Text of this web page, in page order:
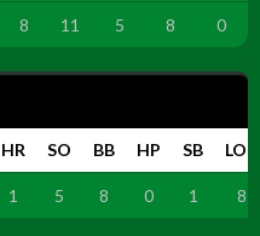
8 11 5 8 0
HR SO BB HP SB LOB
1 5 8 0 1 8